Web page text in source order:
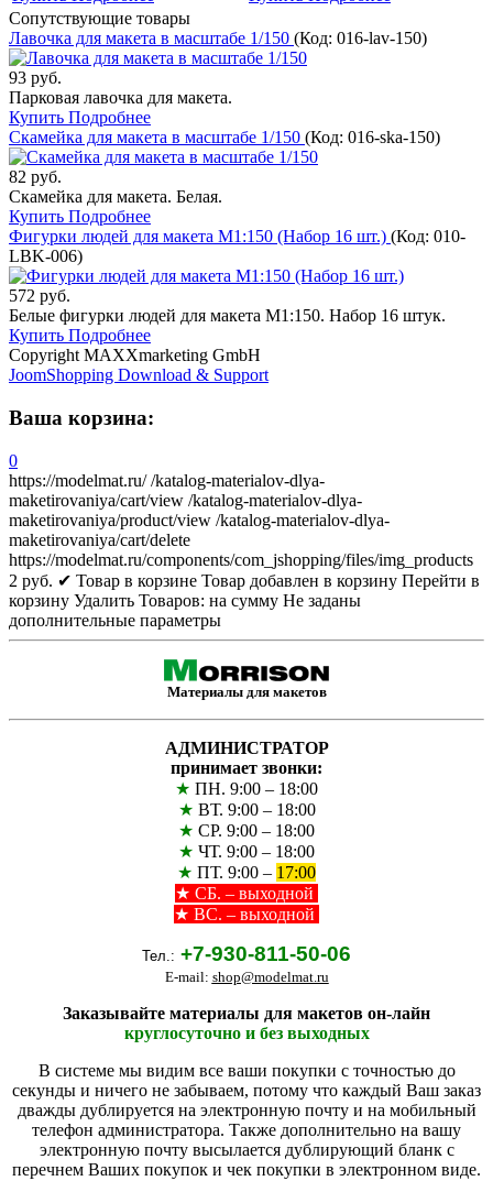
Сопутствующие товары
Лавочка для макета в масштабе 1/150 (Код: 016-lav-150)
93 руб.
Парковая лавочка для макета.
Купить Подробнее
Скамейка для макета в масштабе 1/150 (Код: 016-ska-150)
82 руб.
Скамейка для макета. Белая.
Купить Подробнее
Фигурки людей для макета М1:150 (Набор 16 шт.) (Код: 010-
LBK-006)
572 руб.
Белые фигурки людей для макета М1:150. Набор 16 штук.
Купить Подробнее
Copyright MAXXmarketing GmbH
JoomShopping Download & Support
Ваша корзина:
0
https://modelmat.ru/ /katalog-materialov-dlya-
maketirovaniya/cart/view /katalog-materialov-dlya-
maketirovaniya/product/view /katalog-materialov-dlya-
maketirovaniya/cart/delete
https://modelmat.ru/components/com_jshopping/files/img_products
2 руб. ✔ Товар в корзине Товар добавлен в корзину Перейти в
корзину Удалить Товаров: на сумму Не заданы
дополнительные параметры
Материалы для макетов
АДМИНИСТРАТОР
принимает звонки:
★ ПН. 9:00 – 18:00
★ ВТ. 9:00 – 18:00
★ СР. 9:00 – 18:00
★ ЧТ. 9:00 – 18:00
★ ПТ. 9:00 – 17:00
★ СБ. – выходной
★ ВС. – выходной
Тел.: +7-930-811-50-06
E-mail: shop@modelmat.ru
Заказывайте материалы для макетов он-лайн
круглосуточно и без выходных
В системе мы видим все ваши покупки с точностью до
секунды и ничего не забываем, потому что каждый Ваш заказ
дважды дублируется на электронную почту и на мобильный
телефон администратора. Также дополнительно на вашу
электронную почту высылается дублирующий бланк с
перечнем Ваших покупок и чек покупки в электронном виде.